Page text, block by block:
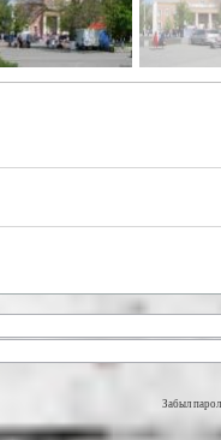
Забыл